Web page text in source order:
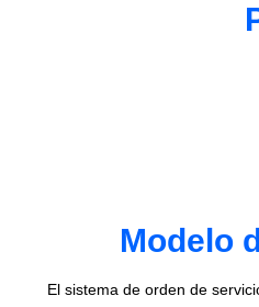
Modelo
El sistema de orden de